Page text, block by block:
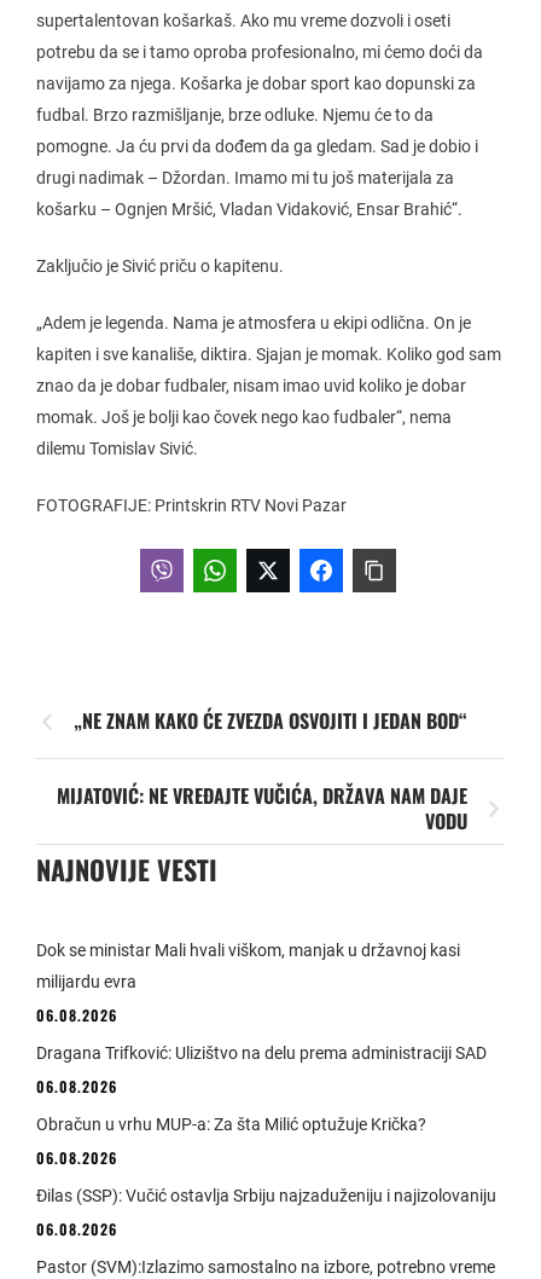
supertalentovan košarkaš. Ako mu vreme dozvoli i oseti
potrebu da se i tamo oproba profesionalno, mi ćemo doći da
navijamo za njega. Košarka je dobar sport kao dopunski za
fudbal. Brzo razmišljanje, brze odluke. Njemu će to da
pomogne. Ja ću prvi da dođem da ga gledam. Sad je dobio i
drugi nadimak – Džordan. Imamo mi tu još materijala za
košarku – Ognjen Mršić, Vladan Vidaković, Ensar Brahić“.
Zaključio je Sivić priču o kapitenu.
„Adem je legenda. Nama je atmosfera u ekipi odlična. On je
kapiten i sve kanališe, diktira. Sjajan je momak. Koliko god sam
znao da je dobar fudbaler, nisam imao uvid koliko je dobar
momak. Još je bolji kao čovek nego kao fudbaler“, nema
dilemu Tomislav Sivić.
FOTOGRAFIJE: Printskrin RTV Novi Pazar
„NE ZNAM KAKO ĆE ZVEZDA OSVOJITI I JEDAN BOD“
MIJATOVIĆ: NE VREĐAJTE VUČIĆA, DRŽAVA NAM DAJE
VODU
NAJNOVIJE VESTI
Dok se ministar Mali hvali viškom, manjak u državnoj kasi
milijardu evra
06.08.2026
Dragana Trifković: Ulizištvo na delu prema administraciji SAD
06.08.2026
Obračun u vrhu MUP-a: Za šta Milić optužuje Krička?
06.08.2026
Đilas (SSP): Vučić ostavlja Srbiju najzaduženiju i najizolovaniju
06.08.2026
Pastor (SVM):Izlazimo samostalno na izbore, potrebno vreme